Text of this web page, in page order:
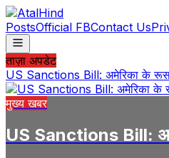
PostsOfficial FBContact Us
ताज़ा अपडेट
US Sanctions Bill: अमेरिका के रूस-
मुख्य खबर
US Sanctions Bill: